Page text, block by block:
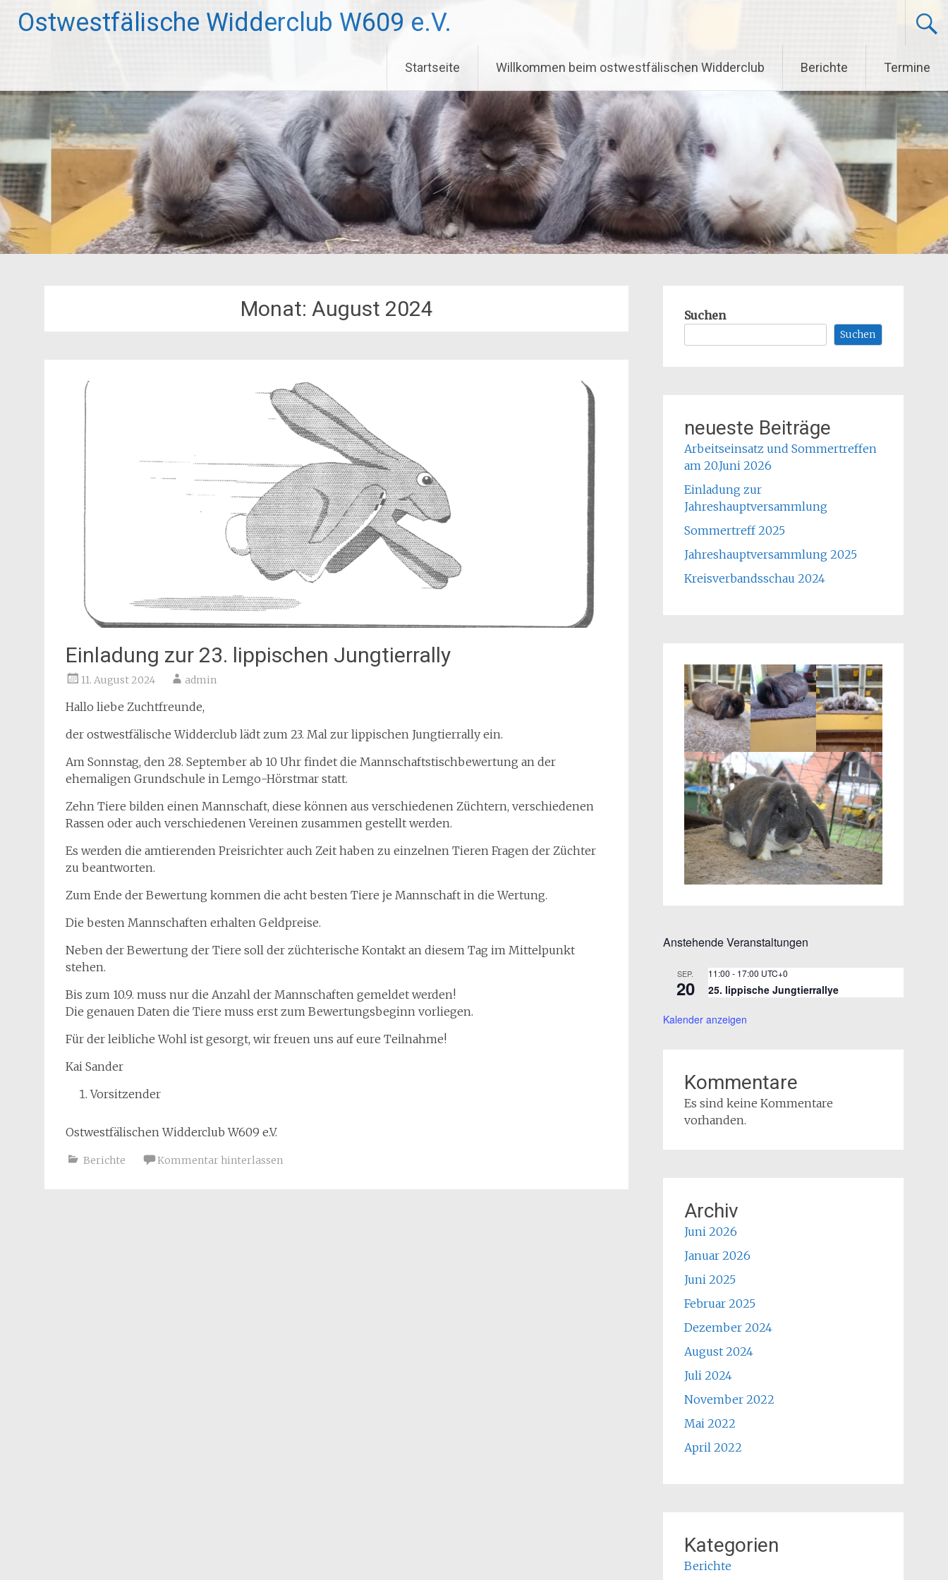
InhaltOstwestfälische Widderclub W609 e.V.
Startseite Willkommen beim ostwestfälischen Widderclub Berichte Termine
Monat: August 2024
Einladung zur 23. lippischen Jungtierrally
11. August 2024 admin
Hallo liebe Zuchtfreunde,
der ostwestfälische Widderclub lädt zum 23. Mal zur lippischen Jungtierrally ein.
Am Sonnstag, den 28. September ab 10 Uhr findet die Mannschaftstischbewertung an der
ehemaligen Grundschule in Lemgo-Hörstmar statt.
Zehn Tiere bilden einen Mannschaft, diese können aus verschiedenen Züchtern, verschiedenen
Rassen oder auch verschiedenen Vereinen zusammen gestellt werden.
Es werden die amtierenden Preisrichter auch Zeit haben zu einzelnen Tieren Fragen der Züchter
zu beantworten.
Zum Ende der Bewertung kommen die acht besten Tiere je Mannschaft in die Wertung.
Die besten Mannschaften erhalten Geldpreise.
Neben der Bewertung der Tiere soll der züchterische Kontakt an diesem Tag im Mittelpunkt
stehen.
Bis zum 10.9. muss nur die Anzahl der Mannschaften gemeldet werden!
Die genauen Daten die Tiere muss erst zum Bewertungsbeginn vorliegen.
Für der leibliche Wohl ist gesorgt, wir freuen uns auf eure Teilnahme!
Kai Sander
Vorsitzender
Ostwestfälischen Widderclub W609 e.V.
Berichte Kommentar hinterlassen
Suchen
Suchen
neueste Beiträge
Arbeitseinsatz und Sommertreffen
am 20.Juni 2026
Einladung zur
Jahreshauptversammlung
Sommertreff 2025
Jahreshauptversammlung 2025
Kreisverbandsschau 2024
Anstehende Veranstaltungen
SEP.
20
11:00 - 17:00 UTC+0
25. lippische Jungtierrallye
Kalender anzeigen
Kommentare
Es sind keine Kommentare
vorhanden.
Archiv
Juni 2026
Januar 2026
Juni 2025
Februar 2025
Dezember 2024
August 2024
Juli 2024
November 2022
Mai 2022
April 2022
Kategorien
Berichte